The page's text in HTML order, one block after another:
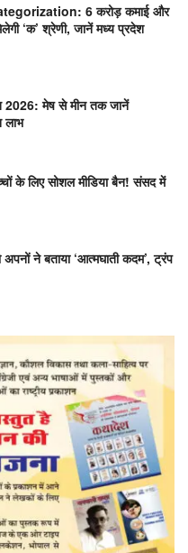
6 करोड़ कमाई और
‘क’ श्रेणी, जानें मध्य प्रदेश
मेष से मीन तक जानें
लाभ
के लिए सोशल मीडिया बैन! संसद में
ने बताया ‘आत्मघाती कदम’, ट्रंप